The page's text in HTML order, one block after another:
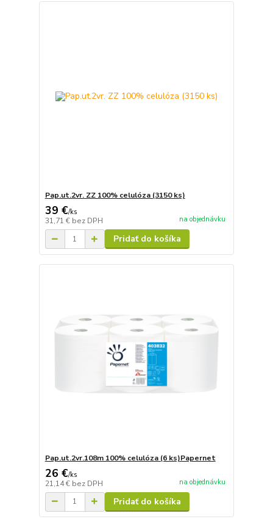
Pap.ut.2vr. ZZ 100% celulóza (3150 ks)
39 €/ks
31,71 € bez DPH na objednávku
Pridať do košíka
Pap.ut.2vr.108m 100% celulóza (6 ks)Papernet
26 €/ks
21,14 € bez DPH na objednávku
Pridať do košíka